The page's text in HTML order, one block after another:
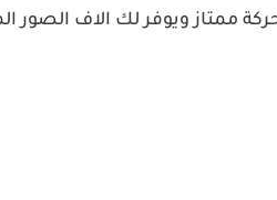
ويوفر لك الاف الصور